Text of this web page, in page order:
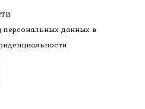
персональных данных в